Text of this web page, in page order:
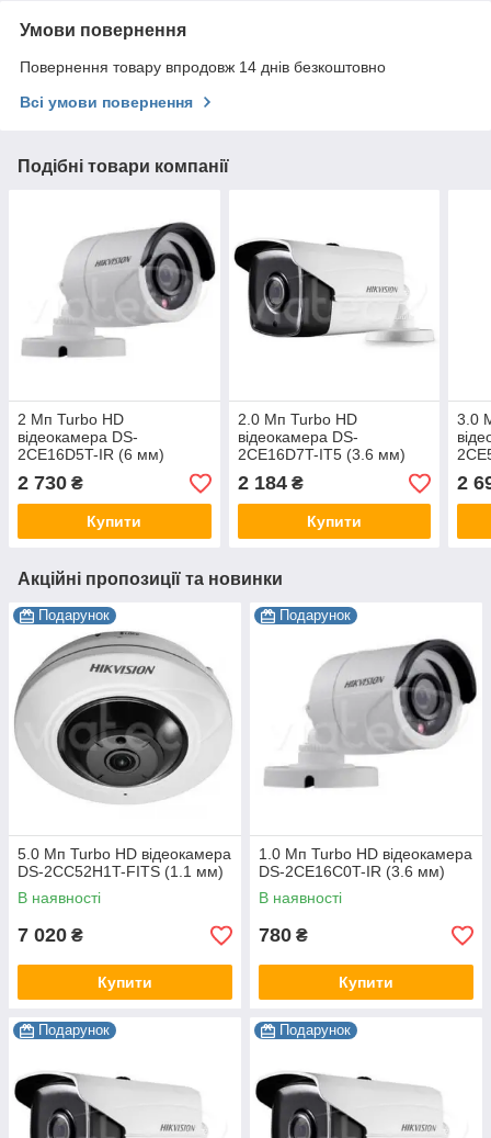
Умови повернення
Повернення товару впродовж 14 днів безкоштовно
Всі умови повернення
Подібні товари компанії
2 Мп Turbo HD
відеокамера DS-
2CE16D5T-IR (6 мм)
2 730 ₴
Купити
2.0 Мп Turbo HD
відеокамера DS-
2CE16D7T-IT5 (3.6 мм)
2 184₴
Купити
3.0
2
Акційні пропозиції та новинки
Подарунок
5.0 Мп Turbo HD відеокамера
DS-2CC52H1T-FITS (1.1 мм)
В наявності
7 020 ₴
Купити
Подарунок
1.0 Мп Turbo HD відеокамера
DS-2CE16C0T-IR (3.6 мм)
В наявності
780 ₴
Купити
Подарунок Подарунок